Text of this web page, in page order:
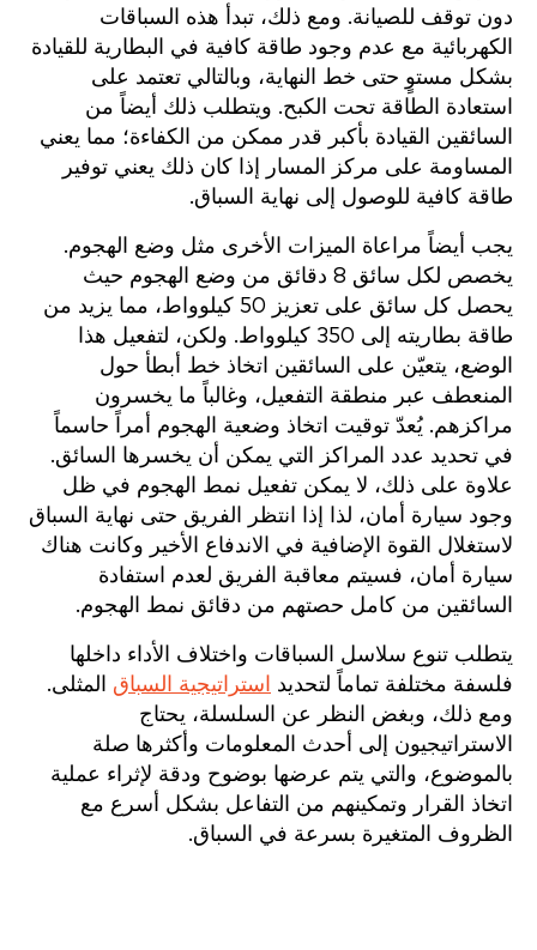
دون توقف للصيانة. ومع ذلك، تبدأ هذه السباقات
الكهربائية مع عدم وجود طاقة كافية في البطارية للقيادة
بشكل مستوٍ حتى خط النهاية، وبالتالي تعتمد على
استعادة الطاقة تحت الكبح. ويتطلب ذلك أيضاً من
السائقين القيادة بأكبر قدر ممكن من الكفاءة؛ مما يعني
المساومة على مركز المسار إذا كان ذلك يعني توفير
طاقة كافية للوصول إلى نهاية السباق.
يجب أيضاً مراعاة الميزات الأخرى مثل وضع الهجوم.
يخصص لكل سائق 8 دقائق من وضع الهجوم حيث
يحصل كل سائق على تعزيز 50 كيلوواط، مما يزيد من
طاقة بطاريته إلى 350 كيلوواط. ولكن، لتفعيل هذا
الوضع، يتعيّن على السائقين اتخاذ خط أبطأ حول
المنعطف عبر منطقة التفعيل، وغالباً ما يخسرون
مراكزهم. يُعدّ توقيت اتخاذ وضعية الهجوم أمراً حاسماً
في تحديد عدد المراكز التي يمكن أن يخسرها السائق.
علاوة على ذلك، لا يمكن تفعيل نمط الهجوم في ظل
وجود سيارة أمان، لذا إذا انتظر الفريق حتى نهاية السباق
لاستغلال القوة الإضافية في الاندفاع الأخير وكانت هناك
سيارة أمان، فسيتم معاقبة الفريق لعدم استفادة
السائقين من كامل حصتهم من دقائق نمط الهجوم.
يتطلب تنوع سلاسل السباقات واختلاف الأداء داخلها
فلسفة مختلفة تماماً لتحديد
استراتيجية السباق المثلى.
ومع ذلك، وبغض النظر عن السلسلة، يحتاج
الاستراتيجيون إلى أحدث المعلومات وأكثرها صلة
بالموضوع، والتي يتم عرضها بوضوح ودقة لإثراء عملية
اتخاذ القرار وتمكينهم من التفاعل بشكل أسرع مع
الظروف المتغيرة بسرعة في السباق.